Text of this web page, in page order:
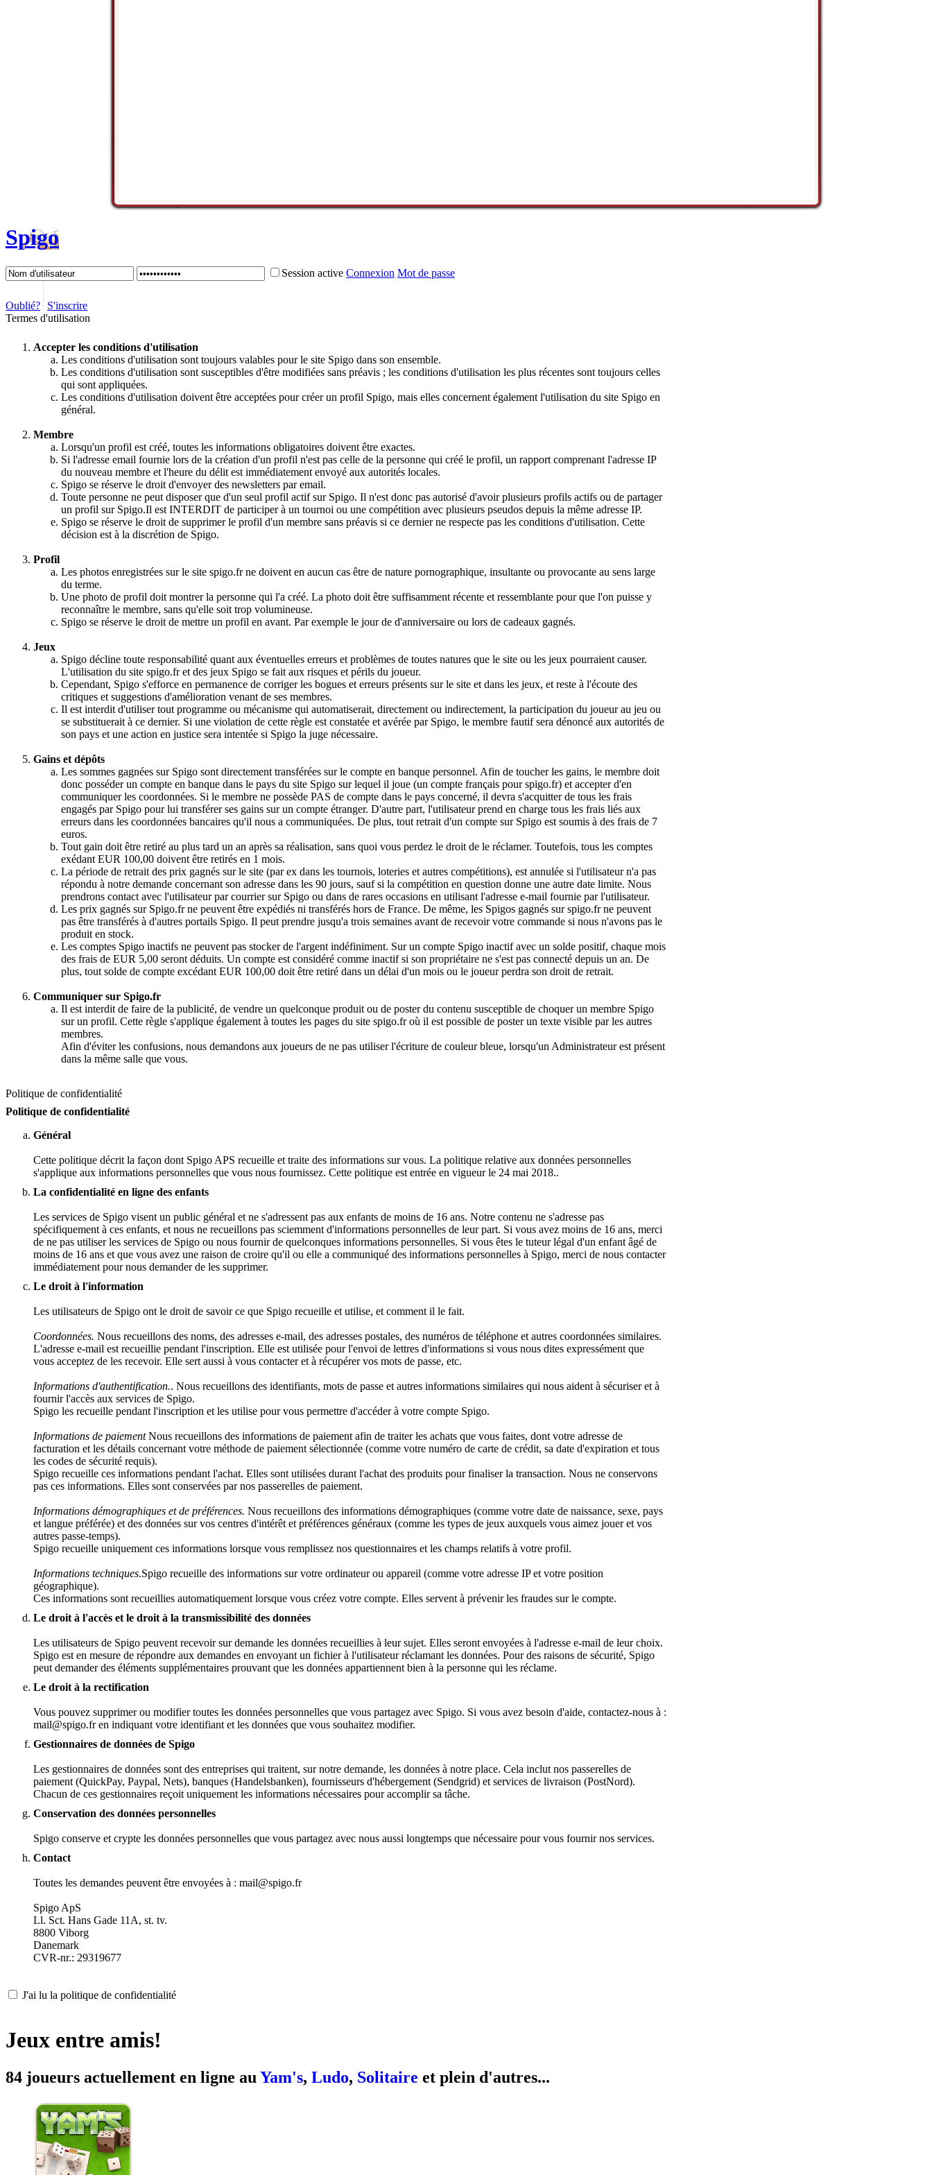
Spigo
Session active Connexion Mot de passe
Oublié?
S'inscrire
Termes d'utilisation
Accepter les conditions d'utilisation
Les conditions d'utilisation sont toujours valables pour le site Spigo dans son ensemble.
Les conditions d'utilisation sont susceptibles d'être modifiées sans préavis ; les conditions d'utilisation les plus récentes sont toujours celles
qui sont appliquées.
Les conditions d'utilisation doivent être acceptées pour créer un profil Spigo, mais elles concernent également l'utilisation du site Spigo en
général.
Membre
Lorsqu'un profil est créé, toutes les informations obligatoires doivent être exactes.
Si l'adresse email fournie lors de la création d'un profil n'est pas celle de la personne qui créé le profil, un rapport comprenant l'adresse IP
du nouveau membre et l'heure du délit est immédiatement envoyé aux autorités locales.
Spigo se réserve le droit d'envoyer des newsletters par email.
Toute personne ne peut disposer que d'un seul profil actif sur Spigo. Il n'est donc pas autorisé d'avoir plusieurs profils actifs ou de partager
un profil sur Spigo.Il est INTERDIT de participer à un tournoi ou une compétition avec plusieurs pseudos depuis la même adresse IP.
Spigo se réserve le droit de supprimer le profil d'un membre sans préavis si ce dernier ne respecte pas les conditions d'utilisation. Cette
décision est à la discrétion de Spigo.
Profil
Les photos enregistrées sur le site spigo.fr ne doivent en aucun cas être de nature pornographique, insultante ou provocante au sens large
du terme.
Une photo de profil doit montrer la personne qui l'a créé. La photo doit être suffisamment récente et ressemblante pour que l'on puisse y
reconnaître le membre, sans qu'elle soit trop volumineuse.
Spigo se réserve le droit de mettre un profil en avant. Par exemple le jour de d'anniversaire ou lors de cadeaux gagnés.
Jeux
Spigo décline toute responsabilité quant aux éventuelles erreurs et problèmes de toutes natures que le site ou les jeux pourraient causer.
L'utilisation du site spigo.fr et des jeux Spigo se fait aux risques et périls du joueur.
Cependant, Spigo s'efforce en permanence de corriger les bogues et erreurs présents sur le site et dans les jeux, et reste à l'écoute des
critiques et suggestions d'amélioration venant de ses membres.
Il est interdit d'utiliser tout programme ou mécanisme qui automatiserait, directement ou indirectement, la participation du joueur au jeu ou
se substituerait à ce dernier. Si une violation de cette règle est constatée et avérée par Spigo, le membre fautif sera dénoncé aux autorités de
son pays et une action en justice sera intentée si Spigo la juge nécessaire.
Gains et dépôts
Les sommes gagnées sur Spigo sont directement transférées sur le compte en banque personnel. Afin de toucher les gains, le membre doit
donc posséder un compte en banque dans le pays du site Spigo sur lequel il joue (un compte français pour spigo.fr) et accepter d'en
communiquer les coordonnées. Si le membre ne possède PAS de compte dans le pays concerné, il devra s'acquitter de tous les frais
engagés par Spigo pour lui transférer ses gains sur un compte étranger. D'autre part, l'utilisateur prend en charge tous les frais liés aux
erreurs dans les coordonnées bancaires qu'il nous a communiquées. De plus, tout retrait d'un compte sur Spigo est soumis à des frais de 7
euros.
Tout gain doit être retiré au plus tard un an après sa réalisation, sans quoi vous perdez le droit de le réclamer. Toutefois, tous les comptes
exédant EUR 100,00 doivent être retirés en 1 mois.
La période de retrait des prix gagnés sur le site (par ex dans les tournois, loteries et autres compétitions), est annulée si l'utilisateur n'a pas
répondu à notre demande concernant son adresse dans les 90 jours, sauf si la compétition en question donne une autre date limite. Nous
prendrons contact avec l'utilisateur par courrier sur Spigo ou dans de rares occasions en utilisant l'adresse e-mail fournie par l'utilisateur.
Les prix gagnés sur Spigo.fr ne peuvent être expédiés ni transférés hors de France. De même, les Spigos gagnés sur spigo.fr ne peuvent
pas être transférés à d'autres portails Spigo. Il peut prendre jusqu'a trois semaines avant de recevoir votre commande si nous n'avons pas le
produit en stock.
Les comptes Spigo inactifs ne peuvent pas stocker de l'argent indéfiniment. Sur un compte Spigo inactif avec un solde positif, chaque mois
des frais de EUR 5,00 seront déduits. Un compte est considéré comme inactif si son propriétaire ne s'est pas connecté depuis un an. De
plus, tout solde de compte excédant EUR 100,00 doit être retiré dans un délai d'un mois ou le joueur perdra son droit de retrait.
Communiquer sur Spigo.fr
Il est interdit de faire de la publicité, de vendre un quelconque produit ou de poster du contenu susceptible de choquer un membre Spigo
sur un profil. Cette règle s'applique également à toutes les pages du site spigo.fr où il est possible de poster un texte visible par les autres
membres.
Afin d'éviter les confusions, nous demandons aux joueurs de ne pas utiliser l'écriture de couleur bleue, lorsqu'un Administrateur est présent
dans la même salle que vous.
Politique de confidentialité
Politique de confidentialité
Général
Cette politique décrit la façon dont Spigo APS recueille et traite des informations sur vous. La politique relative aux données personnelles
s'applique aux informations personnelles que vous nous fournissez. Cette politique est entrée en vigueur le 24 mai 2018..
La confidentialité en ligne des enfants
Les services de Spigo visent un public général et ne s'adressent pas aux enfants de moins de 16 ans. Notre contenu ne s'adresse pas
spécifiquement à ces enfants, et nous ne recueillons pas sciemment d'informations personnelles de leur part. Si vous avez moins de 16 ans, merci
de ne pas utiliser les services de Spigo ou nous fournir de quelconques informations personnelles. Si vous êtes le tuteur légal d'un enfant âgé de
moins de 16 ans et que vous avez une raison de croire qu'il ou elle a communiqué des informations personnelles à Spigo, merci de nous contacter
immédiatement pour nous demander de les supprimer.
Le droit à l'information
Les utilisateurs de Spigo ont le droit de savoir ce que Spigo recueille et utilise, et comment il le fait.
Coordonnées. Nous recueillons des noms, des adresses e-mail, des adresses postales, des numéros de téléphone et autres coordonnées similaires.
L'adresse e-mail est recueillie pendant l'inscription. Elle est utilisée pour l'envoi de lettres d'informations si vous nous dites expressément que
vous acceptez de les recevoir. Elle sert aussi à vous contacter et à récupérer vos mots de passe, etc.
Informations d'authentification.. Nous recueillons des identifiants, mots de passe et autres informations similaires qui nous aident à sécuriser et à
fournir l'accès aux services de Spigo.
Spigo les recueille pendant l'inscription et les utilise pour vous permettre d'accéder à votre compte Spigo.
Informations de paiementNous recueillons des informations de paiement afin de traiter les achats que vous faites, dont votre adresse de
facturation et les détails concernant votre méthode de paiement sélectionnée (comme votre numéro de carte de crédit, sa date d'expiration et tous
les codes de sécurité requis).
Spigo recueille ces informations pendant l'achat. Elles sont utilisées durant l'achat des produits pour finaliser la transaction. Nous ne conservons
pas ces informations. Elles sont conservées par nos passerelles de paiement.
Informations démographiques et de préférences. Nous recueillons des informations démographiques (comme votre date de naissance, sexe, pays
et langue préférée) et des données sur vos centres d'intérêt et préférences généraux (comme les types de jeux auxquels vous aimez jouer et vos
autres passe-temps).
Spigo recueille uniquement ces informations lorsque vous remplissez nos questionnaires et les champs relatifs à votre profil.
Informations techniques.Spigo recueille des informations sur votre ordinateur ou appareil (comme votre adresse IP et votre position
géographique).
Ces informations sont recueillies automatiquement lorsque vous créez votre compte. Elles servent à prévenir les fraudes sur le compte.
Le droit à l'accès et le droit à la transmissibilité des données
Les utilisateurs de Spigo peuvent recevoir sur demande les données recueillies à leur sujet. Elles seront envoyées à l'adresse e-mail de leur choix.
Spigo est en mesure de répondre aux demandes en envoyant un fichier à l'utilisateur réclamant les données. Pour des raisons de sécurité, Spigo
peut demander des éléments supplémentaires prouvant que les données appartiennent bien à la personne qui les réclame.
Le droit à la rectification
Vous pouvez supprimer ou modifier toutes les données personnelles que vous partagez avec Spigo. Si vous avez besoin d'aide, contactez-nous à :
mail@spigo.fr en indiquant votre identifiant et les données que vous souhaitez modifier.
Gestionnaires de données de Spigo
Les gestionnaires de données sont des entreprises qui traitent, sur notre demande, les données à notre place. Cela inclut nos passerelles de
paiement (QuickPay, Paypal, Nets), banques (Handelsbanken), fournisseurs d'hébergement (Sendgrid) et services de livraison (PostNord).
Chacun de ces gestionnaires reçoit uniquement les informations nécessaires pour accomplir sa tâche.
Conservation des données personnelles
Spigo conserve et crypte les données personnelles que vous partagez avec nous aussi longtemps que nécessaire pour vous fournir nos services.
Contact
Toutes les demandes peuvent être envoyées à : mail@spigo.fr
Spigo ApS
Ll. Sct. Hans Gade 11A, st. tv.
8800 Viborg
Danemark
CVR-nr.: 29319677
J'ai lu la politique de confidentialité
Jeux entre amis!
84 joueurs actuellement en ligne au Yam's, Ludo, Solitaire et plein d'autres...